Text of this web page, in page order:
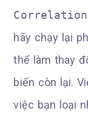
Correlation
hãy chạy lại
thể làm thay
biến còn lại.
việc bạn loại